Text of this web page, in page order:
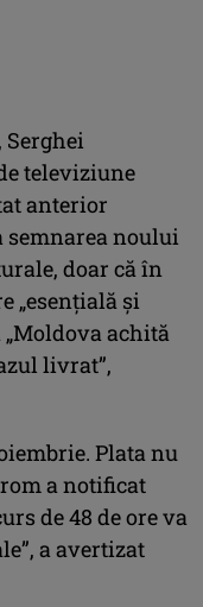
Serghei
televiziune
anterior
noului
doar că în
„esenţială şi
„Moldova achită
livrat”,
Plata nu
a notificat
de 48 de ore va
a avertizat